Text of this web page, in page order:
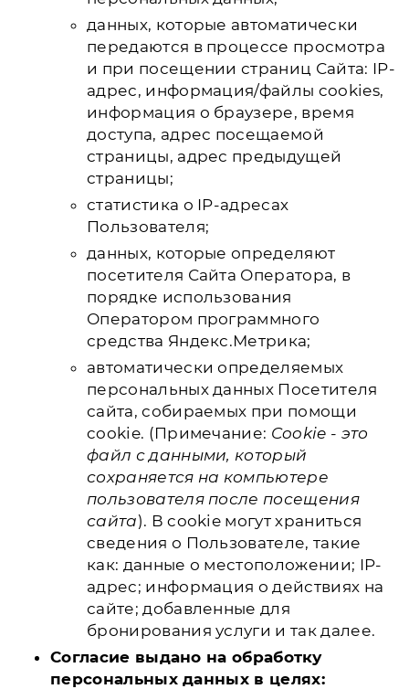
данных, которые автоматически
передаются в процессе просмотра
и при посещении страниц Сайта: IP-
адрес, информация/файлы cookies,
информация о браузере, время
доступа, адрес посещаемой
страницы, адрес предыдущей
страницы;
статистика о IP-адресах
Пользователя;
данных, которые определяют
посетителя Сайта Оператора, в
порядке использования
Оператором программного
средства Яндекс.Метрика;
автоматически определяемых
персональных данных Посетителя
сайта, собираемых при помощи
cookie. (Примечание: Cookie - это
файл с данными, который
сохраняется на компьютере
пользователя после посещения
сайта). В cookie могут храниться
сведения о Пользователе, такие
как: данные о местоположении; IP-
адрес; информация о действиях на
сайте; добавленные для
бронирования услуги и так далее.
Согласие выдано на обработку
персональных данных в целях: